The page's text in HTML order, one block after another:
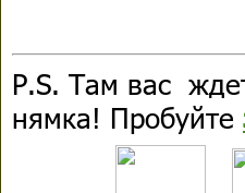
P.S. Там вас
нямка! Пробуйте